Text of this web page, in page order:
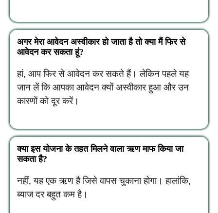
अगर मेरा आवेदन अस्वीकार हो जाता है तो क्या मैं फिर से
आवेदन कर सकता हूं?
हां, आप फिर से आवेदन कर सकते हैं। लेकिन पहले यह
जान लें कि आपका आवेदन क्यों अस्वीकार हुआ और उन
कारणों को दूर करें।
क्या इस योजना के तहत मिलने वाला ऋण माफ किया जा
सकता है?
नहीं, यह एक ऋण है जिसे वापस चुकाना होगा। हालांकि,
ब्याज दर बहुत कम है।